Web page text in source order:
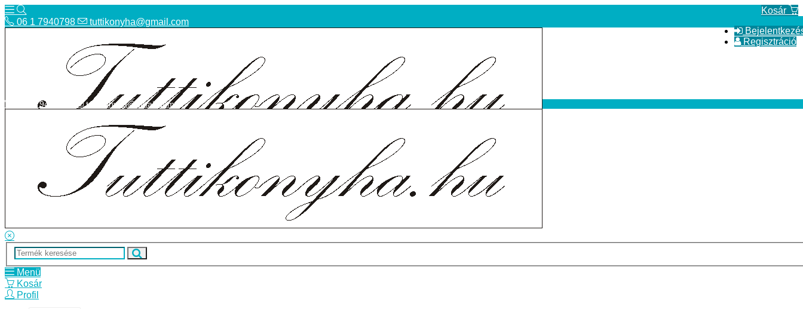
Kosár
Regisztráció
06 1 7940798 tuttikonyha@gmail.com
Bolt
ÁSZF
06 1 7940798 tuttikonyha@gmail.com
Menü
Kosár
Profil